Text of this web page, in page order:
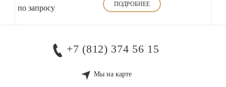
по запросу ПОДРОБНЕЕ
+7 (812) 374 56 15
Мы на карте